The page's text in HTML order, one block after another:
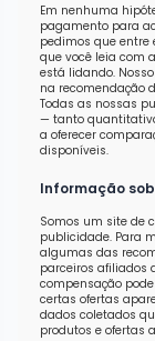
Em nenhuma
pagamento para
pedimos que
que você leia com
está lidando.
na recomendação
Todas as nossas
— tanto
a oferecer
disponíveis.
Informação
Somos um site de
publicidade. Para
algumas das
parceiros afiliados
compensação
certas ofertas
dados coletados
produtos e ofertas